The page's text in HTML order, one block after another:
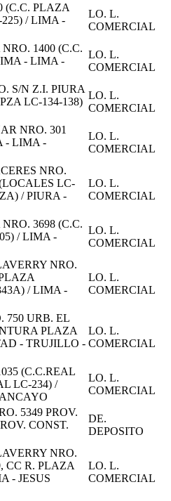
(C.C. PLAZA
/ LIMA -
LO. L.
COMERCIAL
1400 (C.C.
- LIMA -
LO. L.
COMERCIAL
S/N Z.I. PIURA
LC-134-138)
LO. L.
COMERCIAL
NRO. 301
- LIMA -
LO. L.
COMERCIAL
NRO.
LC-
/ PIURA -
LO. L.
COMERCIAL
3698 (C.C.
/ LIMA -
LO. L.
COMERCIAL
NRO.
/ LIMA -
LO. L.
COMERCIAL
750 URB. EL
PLAZA
- TRUJILLO -
LO. L.
COMERCIAL
(C.C.REAL
LC-234) /
LO. L.
COMERCIAL
5349 PROV.
CONST.
DE.
DEPOSITO
NRO.
CC R. PLAZA
- JESUS
LO. L.
COMERCIAL